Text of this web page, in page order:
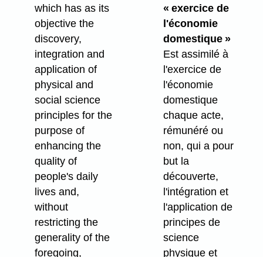
which has as its
objective the
discovery,
integration and
application of
physical and
social science
principles for the
purpose of
enhancing the
quality of
people's daily
lives and,
without
restricting the
generality of the
foregoing,
« exercice de
l'économie
domestique »
Est assimilé à
l'exercice de
l'économie
domestique
chaque acte,
rémunéré ou
non, qui a pour
but la
découverte,
l'intégration et
l'application de
principes de
science
physique et